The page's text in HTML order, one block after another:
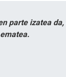
parte izatea